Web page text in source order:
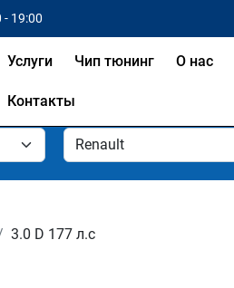
- 19:00
Услуги Чип тюнинг О нас
Контакты
3.0 D 177 л.с